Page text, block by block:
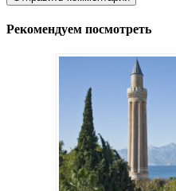
Рекомендуем посмотреть